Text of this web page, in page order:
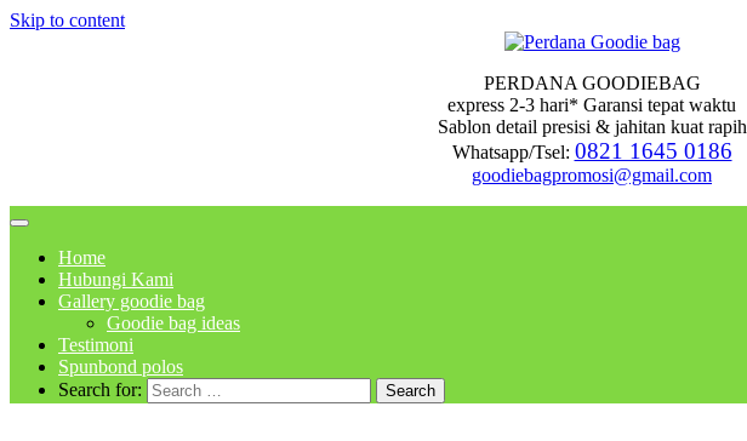
Skip to content
PERDANA GOODIEBAG
express 2-3 hari* Garansi tepat waktu
Sablon detail presisi & jahitan kuat rapih
Whatsapp/Tsel: 0821 1645 0186
goodiebagpromosi@gmail.com
Home
Hubungi Kami
Gallery goodie bag
Goodie bag ideas
Testimoni
Spunbond polos
Search for: